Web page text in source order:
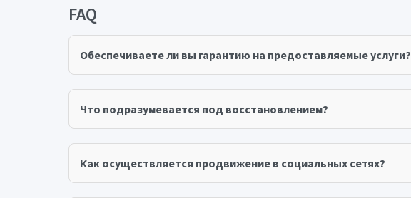
FAQ
Обеспечиваете ли вы гарантию на предоставляемые услуги?
Что подразумевается под восстановлением?
Как осуществляется продвижение в социальных сетях?